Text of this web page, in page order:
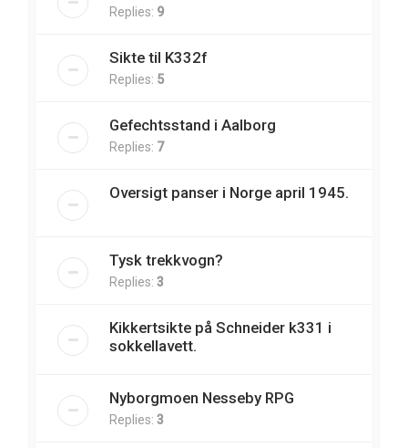
Replies: 9
Sikte til K332f
Replies: 5
Gefechtsstand i Aalborg
Replies: 7
Oversigt panser i Norge april 1945.
Tysk trekkvogn?
Replies: 3
Kikkertsikte på Schneider k331 i
sokkellavett.
Nyborgmoen Nesseby RPG
Replies: 3